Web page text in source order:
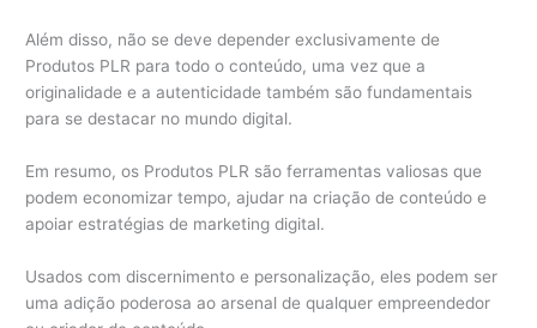
Além disso, não se deve depender exclusivamente de
Produtos PLR para todo o conteúdo, uma vez que a
originalidade e a autenticidade também são fundamentais
para se destacar no mundo digital.
Em resumo, os Produtos PLR são ferramentas valiosas que
podem economizar tempo, ajudar na criação de conteúdo e
apoiar estratégias de marketing digital.
Usados com discernimento e personalização, eles podem ser
uma adição poderosa ao arsenal de qualquer empreendedor